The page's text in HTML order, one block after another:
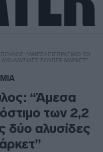
“ΆΜΕΣΑ ΕΙΣΠΡΆΞΙΜΟ ΤΟ
ΑΛΥΣΊΔΕΣ ΣΟΎΠΕΡ ΜΆΡΚΕΤ”
“Άμεσα
των 2,2
δύο αλυσίδες